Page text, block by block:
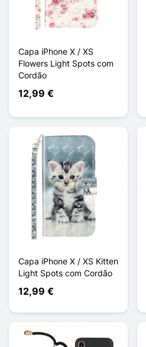
Capa iPhone X / XS
Flowers Light Spots com
Cordão
12,99 €
Capa iPhone X / XS Kitten
Light Spots com Cordão
12,99 €